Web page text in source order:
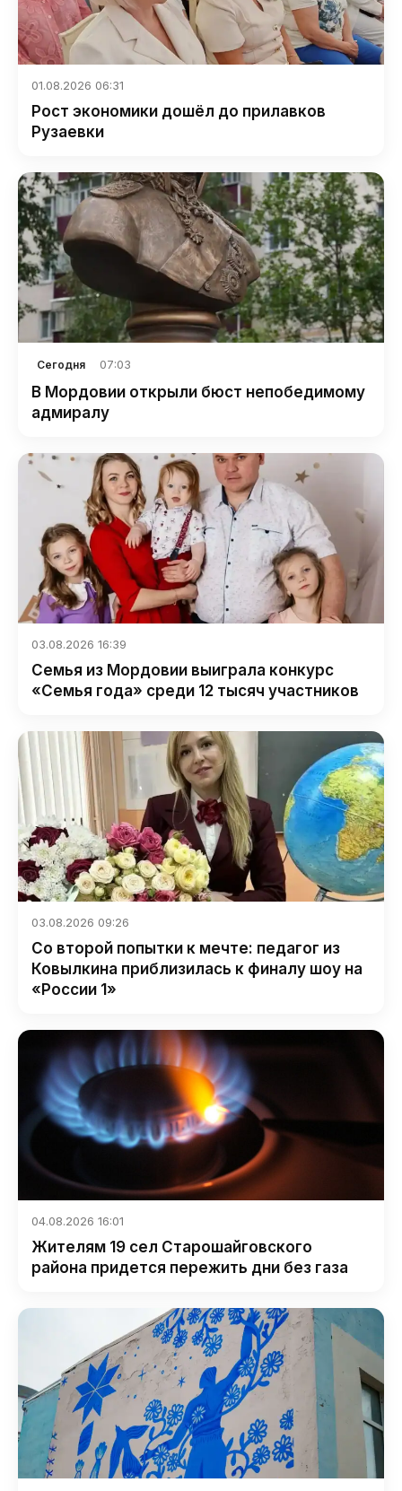
01.08.2026 06:31
Рост экономики дошёл до прилавков
Рузаевки
Сегодня 07:03
В Мордовии открыли бюст непобедимому
адмиралу
03.08.2026 16:39
Семья из Мордовии выиграла конкурс
«Семья года» среди 12 тысяч участников
03.08.2026 09:26
Со второй попытки к мечте: педагог из
Ковылкина приблизилась к финалу шоу на
«России 1»
04.08.2026 16:01
Жителям 19 сел Старошайговского
района придется пережить дни без газа